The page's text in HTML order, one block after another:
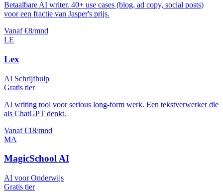
Betaalbare AI writer. 40+ use cases (blog, ad copy, social posts)
voor een fractie van Jasper's prijs.
Vanaf €8/mnd
LE
Lex
AI Schrijfhulp
Gratis tier
AI writing tool voor serious long-form werk. Een tekstverwerker die
als ChatGPT denkt.
Vanaf €18/mnd
MA
MagicSchool AI
AI voor Onderwijs
Gratis tier